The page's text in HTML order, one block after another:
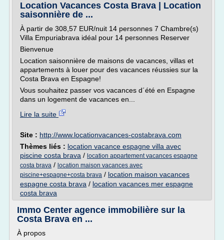
Location Vacances Costa Brava | Location
saisonnière de ...
À partir de 308,57 EUR/nuit 14 personnes 7 Chambre(s)
Villa Empuriabrava idéal pour 14 personnes Reserver
Bienvenue
Location saisonnière de maisons de vacances, villas et
appartements à louer pour des vacances réussies sur la
Costa Brava en Espagne!
Vous souhaitez passer vos vacances d´été en Espagne
dans un logement de vacances en...
Lire la suite
Site : http://www.locationvacances-costabrava.com
Thèmes liés : location vacance espagne villa avec
piscine costa brava / location appartement vacances espagne
costa brava / location maison vacances avec
piscine+espagne+costa brava / location maison vacances
espagne costa brava / location vacances mer espagne
costa brava
Immo Center agence immobilière sur la
Costa Brava en ...
À propos